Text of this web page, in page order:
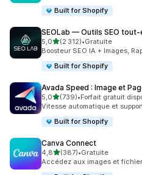
Built for Shopify
SEOLab — Outils SEO
5,0étoile(s) sur 5
(2 312)
2312 avis au total
•Gratuite
Boosteur SEO IA + Images,
Built for Shopify
Avada Speed : Image et
5,0étoile(s) sur 5
(739)
739 avis au total
•Forfait gratuit
Vitesse automatique et
Built for Shopify
Canva Connect
4,8étoile(s) sur 5
(387)
387 avis au total
•Gratuite
Accédez aux images et